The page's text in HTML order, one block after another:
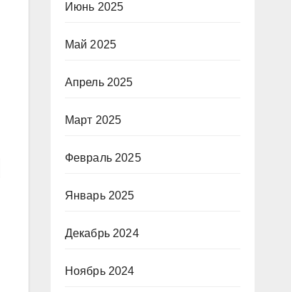
Июнь 2025
Май 2025
Апрель 2025
Март 2025
Февраль 2025
Январь 2025
Декабрь 2024
Ноябрь 2024